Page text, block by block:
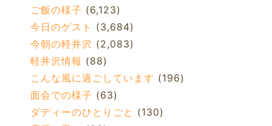
ご飯の様子 (6,123)
今日のゲスト (3,684)
今朝の軽井沢 (2,083)
軽井沢情報 (88)
こんな風に過ごしています (196)
面会での様子 (63)
ダディーのひとりごと (130)